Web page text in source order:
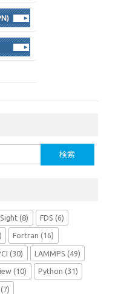
(8) FDS (6)
Fortran (16)
(30) LAMMPS (49)
(10) Python (31)
(7)